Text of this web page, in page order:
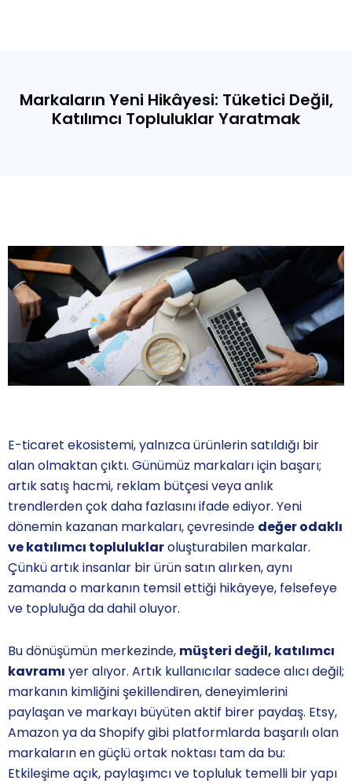
Markaların Yeni Hikâyesi: Tüketici Değil,
Katılımcı Topluluklar Yaratmak
E-ticaret ekosistemi, yalnızca ürünlerin satıldığı bir
alan olmaktan çıktı. Günümüz markaları için başarı;
artık satış hacmi, reklam bütçesi veya anlık
trendlerden çok daha fazlasını ifade ediyor. Yeni
dönemin kazanan markaları, çevresinde değer odaklı
ve katılımcı topluluklaroluşturabilen markalar.
Çünkü artık insanlar bir ürün satın alırken, aynı
zamanda o markanın temsil ettiği hikâyeye, felsefeye
ve topluluğa da dahil oluyor.
Bu dönüşümün merkezinde, müşteri değil, katılımcı
kavramı yer alıyor. Artık kullanıcılar sadece alıcı değil;
markanın kimliğini şekillendiren, deneyimlerini
paylaşan ve markayı büyüten aktif birer paydaş. Etsy,
Amazon ya da Shopify gibi platformlarda başarılı olan
markaların en güçlü ortak noktası tam da bu:
Etkileşime açık, paylaşımcı ve topluluk temelli bir yapı